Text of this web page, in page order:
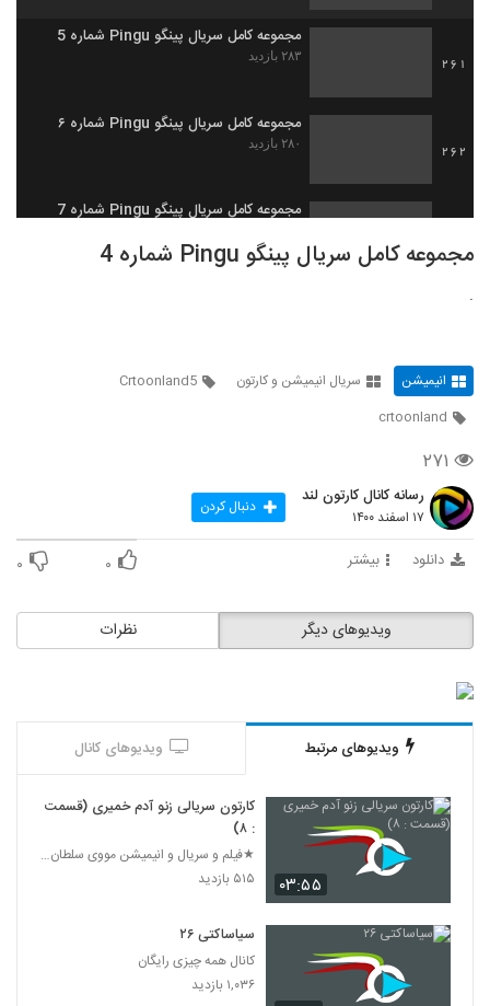
261
مجموعه کامل سریال پینگو Pingu شماره 5
۲۸۳ بازدید
262
مجموعه کامل سریال پینگو Pingu شماره ۶
۲۸۰ بازدید
مجموعه کامل سریال پینگو Pingu شماره 7
265
مجموعه کامل سریال پینگو Pingu شماره 9
266
۲۸۶ بازدید
مجموعه کامل سریال پینگو Pingu شماره 12
مجموعه کامل کارتون سریالی : خرگوش بلا و
گرگ ناقلا
271
کارتون سریالی آن سوی دیوار باغ قسمت ۱
۲۳۰ بازدید
کارتون سریالی آن سوی دیوار باغ قسمت ۲
مجموعه کامل سریال پینگو Pingu شماره 4
.
انیمیشن سریال انیمیشن و کارتون
Crtoonland5
crtoonland
۲۷۱
رسانه کانال کارتون لند
۱۷ اسفند ۱۴۰۰ دنبال کردن
دانلود بیشتر ۰ ۰
نظرات ویدیوهای دیگر
ویدیوهای مرتبط ویدیوهای کانال
۰۳:۵۵
کارتون سریالی زنو آدم خمیری (قسمت
: ۸)
★فیلم و سریال و انیمیشن مووی سلطان 24★
۵۱۵ بازدید
سیاساکتی ۲۶
کانال همه چیزی رایگان
۱,۰۳۶ بازدید